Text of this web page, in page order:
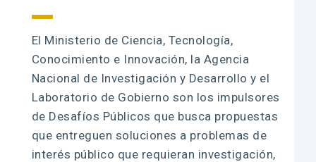
El Ministerio de Ciencia, Tecnología,
Conocimiento e Innovación, la Agencia
Nacional de Investigación y Desarrollo y el
Laboratorio de Gobierno son los impulsores
de Desafíos Públicos que busca propuestas
que entreguen soluciones a problemas de
interés público que requieran investigación,